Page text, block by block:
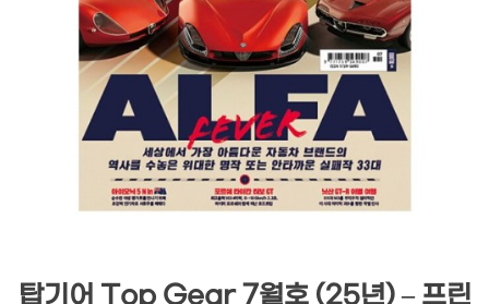
탑기어 Top Gear 7월호 (25년) – 프린